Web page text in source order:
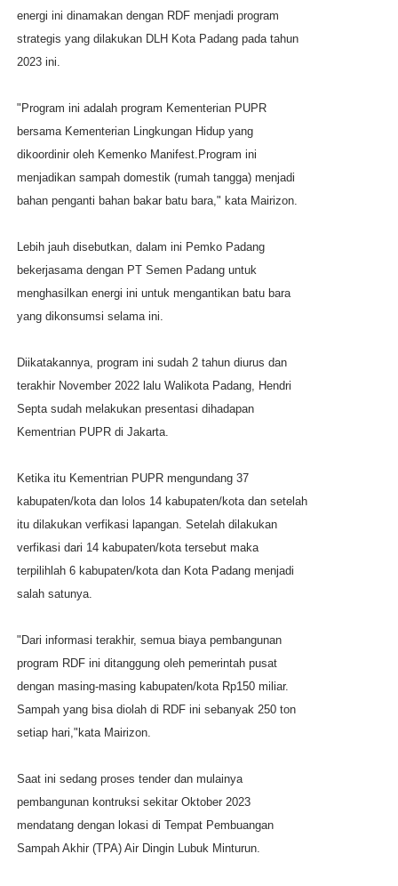
energi ini dinamakan dengan RDF menjadi program
strategis yang dilakukan DLH Kota Padang pada tahun
2023 ini.
"Program ini adalah program Kementerian PUPR
bersama Kementerian Lingkungan Hidup yang
dikoordinir oleh Kemenko Manifest.Program ini
menjadikan sampah domestik (rumah tangga) menjadi
bahan penganti bahan bakar batu bara," kata Mairizon.
Lebih jauh disebutkan, dalam ini Pemko Padang
bekerjasama dengan PT Semen Padang untuk
menghasilkan energi ini untuk mengantikan batu bara
yang dikonsumsi selama ini.
Diikatakannya, program ini sudah 2 tahun diurus dan
terakhir November 2022 lalu Walikota Padang, Hendri
Septa sudah melakukan presentasi dihadapan
Kementrian PUPR di Jakarta.
Ketika itu Kementrian PUPR mengundang 37
kabupaten/kota dan lolos 14 kabupaten/kota dan setelah
itu dilakukan verfikasi lapangan. Setelah dilakukan
verfikasi dari 14 kabupaten/kota tersebut maka
terpilihlah 6 kabupaten/kota dan Kota Padang menjadi
salah satunya.
"Dari informasi terakhir, semua biaya pembangunan
program RDF ini ditanggung oleh pemerintah pusat
dengan masing-masing kabupaten/kota Rp150 miliar.
Sampah yang bisa diolah di RDF ini sebanyak 250 ton
setiap hari,"kata Mairizon.
Saat ini sedang proses tender dan mulainya
pembangunan kontruksi sekitar Oktober 2023
mendatang dengan lokasi di Tempat Pembuangan
Sampah Akhir (TPA) Air Dingin Lubuk Minturun.